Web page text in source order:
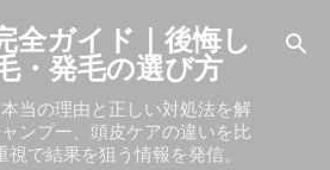
メイン コンテンツに移動
全ガイド｜後悔し
・発毛の選び方
当の理由と正しい対処法を解
ンプー、頭皮ケアの違いを比
で結果を狙う情報を発信。